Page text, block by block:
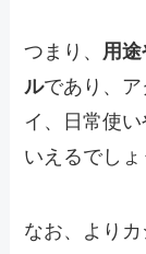
つまり、 用
ルであり、
イ、日常使
いえるでしょ
なお、より